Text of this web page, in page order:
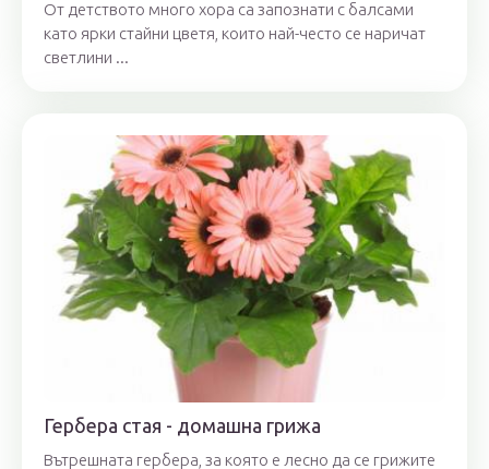
От детството много хора са запознати с балсами
като ярки стайни цветя, които най-често се наричат ​​
светлини ...
Гербера стая - домашна грижа
Вътрешната гербера, за която е лесно да се грижите